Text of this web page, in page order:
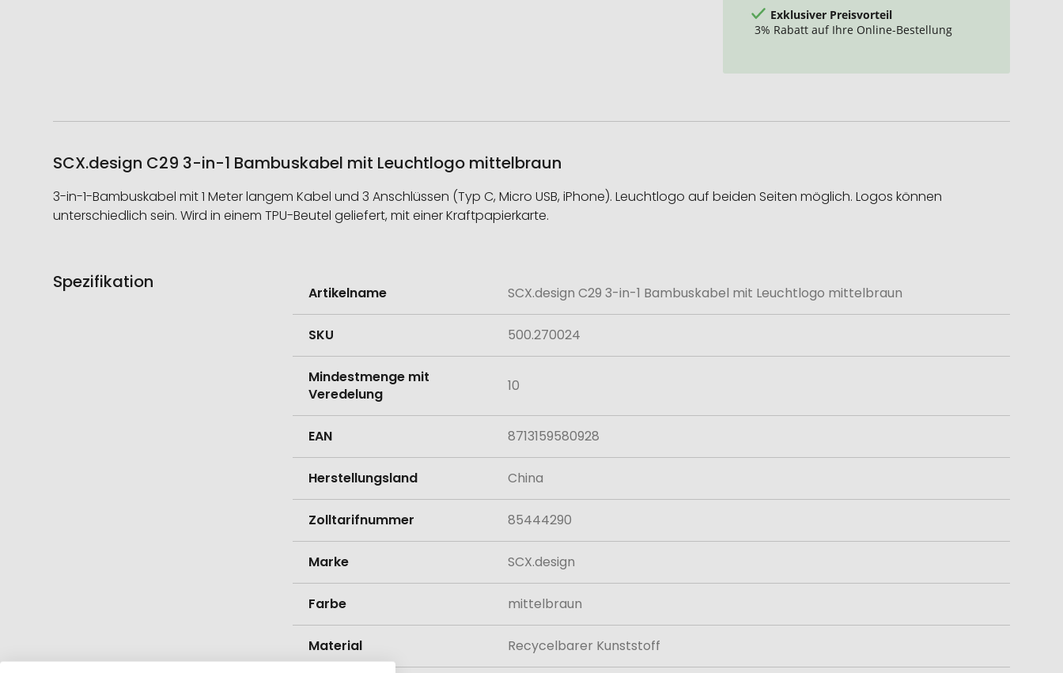
Exklusiver Preisvorteil
3% Rabatt auf Ihre Online-Bestellung
SCX.design C29 3-in-1 Bambuskabel mit Leuchtlogo mittelbraun
3-in-1-Bambuskabel mit 1 Meter langem Kabel und 3 Anschlüssen (Typ C, Micro USB, iPhone). Leuchtlogo auf beiden Seiten möglich. Logos können
unterschiedlich sein. Wird in einem TPU-Beutel geliefert, mit einer Kraftpapierkarte.
Spezifikation
Informationen
Artikelname SCX.design C29 3-in-1 Bambuskabel mit Leuchtlogo mittelbraun
SKU 500.270024
Mindestmenge mit
Veredelung
10
EAN 8713159580928
Herstellungsland China
Zolltarifnummer 85444290
Marke SCX.design
Farbe mittelbraun
Material Recycelbarer Kunststoff